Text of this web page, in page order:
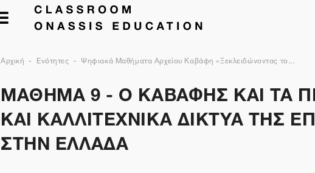
Αρχική Ενότητες Ψηφιακά Μαθήματα Αρχείου Καβάφη «Ξεκλειδώνοντας το...
ΜΑΘΗΜΑ 9 - Ο ΚΑΒΑΦΗΣ ΚΑΙ ΤΑ
ΚΑΙ ΚΑΛΛΙΤΕΧΝΙΚΑ ΔΙΚΤΥΑ ΤΗΣ
ΣΤΗΝ ΕΛΛΑΔΑ